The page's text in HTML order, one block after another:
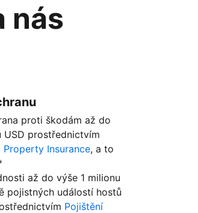
nás
proti škodám až do
USD prostřednictvím
Insurance, a to
až do výše 1 milionu
pojistných událostí hostů
Pojištění